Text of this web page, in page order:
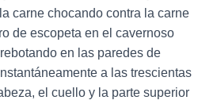
carne chocando contra la carne
de escopeta en el cavernoso
en las paredes de
a las trescientas
el cuello y la parte superior